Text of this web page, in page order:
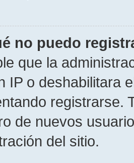
no puedo
que la
IP o deshabilitara
registrarse.
de nuevos
del sitio.